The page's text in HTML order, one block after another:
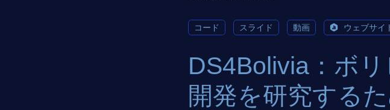
コード スライド 動画 ウェブサイ
DS4Bolivia：ボ
開発を研究する